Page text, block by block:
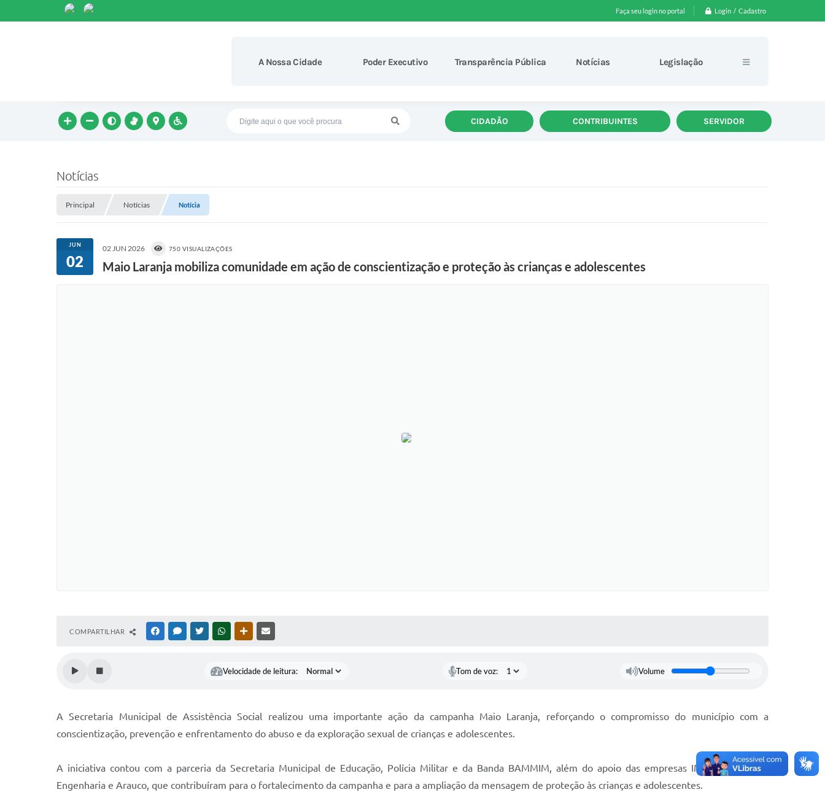
Faça seu login no portal Login / Cadastro
A Nossa Cidade Poder Executivo Transparência Pública Notícias Legislação
CIDADÃO CONTRIBUINTES SERVIDOR
Notícias
Principal Notícias Notícia
JUN
02
02 JUN 2026 750 VISUALIZAÇÕES
Maio Laranja mobiliza comunidade em ação de conscientização e proteção às crianças e adolescentes
COMPARTILHAR FACEBOOKMESSENGER
TWITTERWHATSAPPOUTRAS MÍDIAS
Velocidade de leitura: Tom de voz: Volume
A Secretaria Municipal de Assistência Social realizou uma importante ação da campanha Maio Laranja, reforçando o compromisso do município com a
conscientização, prevenção e enfrentamento do abuso e da exploração sexual de crianças e adolescentes.
A iniciativa contou com a parceria da Secretaria Municipal de Educação, Polícia Militar e da Banda BAMMIM, além do apoio das empresas IMETAME, Fortes
Engenharia e Arauco, que contribuíram para o fortalecimento da campanha e para a ampliação da mensagem de proteção às crianças e adolescentes.